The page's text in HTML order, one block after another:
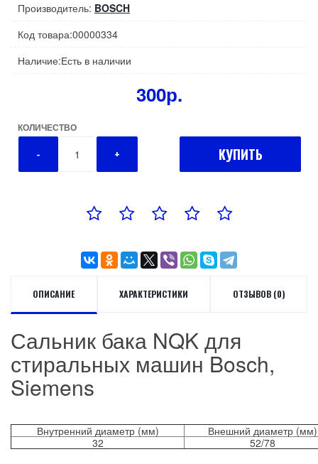
Производитель: BOSCH
Код товара:00000334
Наличие:Есть в наличии
300р.
КОЛИЧЕСТВО
- + КУПИТЬ
ОПИСАНИЕ ХАРАКТЕРИСТИКИ ОТЗЫВОВ (0)
Сальник бака NQK для
стиральных машин Bosch,
Siemens
Внутренний диаметр (мм)
Внешний диаметр (мм)
32
52/78